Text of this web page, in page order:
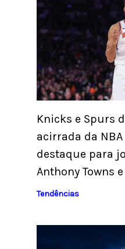
Knicks e Spurs
acirrada da
destaque para
Anthony Towns
Tendências